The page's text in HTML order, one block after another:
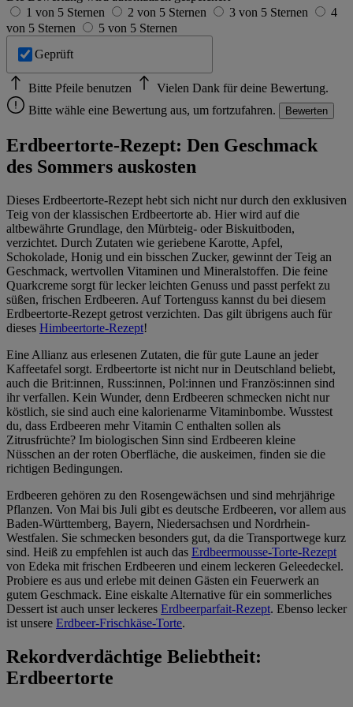
1 von 5 Sternen
2 von 5 Sternen 3 von 5 Sternen
4
von 5 Sternen
5 von 5 Sternen
Geprüft
Bitte Pfeile benutzen
Vielen Dank für deine Bewertung.
Bitte wähle eine Bewertung aus, um fortzufahren.
Bewerten
Erdbeertorte-Rezept: Den Geschmack
des Sommers auskosten
Dieses Erdbeertorte-Rezept hebt sich nicht nur durch den exklusiven
Teig von der klassischen Erdbeertorte ab. Hier wird auf die
altbewährte Grundlage, den Mürbteig- oder Biskuitboden,
verzichtet. Durch Zutaten wie geriebene Karotte, Apfel,
Schokolade, Honig und ein bisschen Zucker, gewinnt der Teig an
Geschmack, wertvollen Vitaminen und Mineralstoffen. Die feine
Quarkcreme sorgt für lecker leichten Genuss und passt perfekt zu
süßen, frischen Erdbeeren. Auf Tortenguss kannst du bei diesem
Erdbeertorte-Rezept getrost verzichten. Das gilt übrigens auch für
dieses Himbeertorte-Rezept!
Eine Allianz aus erlesenen Zutaten, die für gute Laune an jeder
Kaffeetafel sorgt. Erdbeertorte ist nicht nur in Deutschland beliebt,
auch die Brit:innen, Russ:innen, Pol:innen und Französ:innen sind
ihr verfallen. Kein Wunder, denn Erdbeeren schmecken nicht nur
köstlich, sie sind auch eine kalorienarme Vitaminbombe. Wusstest
du, dass Erdbeeren mehr Vitamin C enthalten sollen als
Zitrusfrüchte? Im biologischen Sinn sind Erdbeeren kleine
Nüsschen an der roten Oberfläche, die auskeimen, finden sie die
richtigen Bedingungen.
Erdbeeren gehören zu den Rosengewächsen und sind mehrjährige
Pflanzen. Von Mai bis Juli gibt es deutsche Erdbeeren, vor allem aus
Baden-Württemberg, Bayern, Niedersachsen und Nordrhein-
Westfalen. Sie schmecken besonders gut, da die Transportwege kurz
sind. Heiß zu empfehlen ist auch das Erdbeermousse-Torte-Rezept
von Edeka mit frischen Erdbeeren und einem leckeren Geleedeckel.
Probiere es aus und erlebe mit deinen Gästen ein Feuerwerk an
gutem Geschmack. Eine eiskalte Alternative für ein sommerliches
Dessert ist auch unser leckeres Erdbeerparfait-Rezept. Ebenso lecker
ist unsere Erdbeer-Frischkäse-Torte.
Rekordverdächtige Beliebtheit:
Erdbeertorte